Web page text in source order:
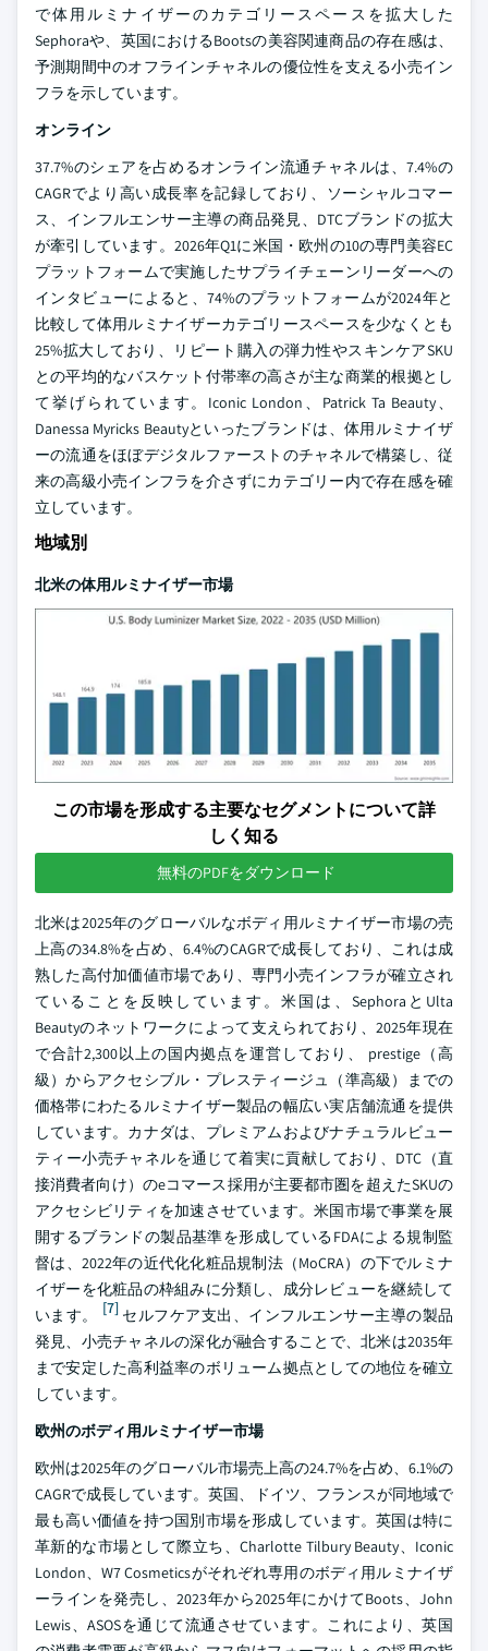
で体用ルミナイザーのカテゴリースペースを拡大した
Sephoraや、英国におけるBootsの美容関連商品の存在感は、
予測期間中のオフラインチャネルの優位性を支える小売イン
フラを示しています。
オンライン
37.7%のシェアを占めるオンライン流通チャネルは、7.4%の
CAGRでより高い成長率を記録しており、ソーシャルコマー
ス、インフルエンサー主導の商品発見、DTCブランドの拡大
が牽引しています。2026年Q1に米国・欧州の10の専門美容EC
プラットフォームで実施したサプライチェーンリーダーへの
インタビューによると、74%のプラットフォームが2024年と
比較して体用ルミナイザーカテゴリースペースを少なくとも
25%拡大しており、リピート購入の弾力性やスキンケアSKU
との平均的なバスケット付帯率の高さが主な商業的根拠とし
て挙げられています。Iconic London、Patrick Ta Beauty、
Danessa Myricks Beautyといったブランドは、体用ルミナイザ
ーの流通をほぼデジタルファーストのチャネルで構築し、従
来の高級小売インフラを介さずにカテゴリー内で存在感を確
立しています。
地域別
北米の体用ルミナイザー市場
この市場を形成する主要なセグメントについて詳
しく知る
無料のPDFをダウンロード
北米は2025年のグローバルなボディ用ルミナイザー市場の売
上高の34.8%を占め、6.4%のCAGRで成長しており、これは成
熟した高付加価値市場であり、専門小売インフラが確立され
ていることを反映しています。米国は、SephoraとUlta
Beautyのネットワークによって支えられており、2025年現在
で合計2,300以上の国内拠点を運営しており、 prestige（高
級）からアクセシブル・プレスティージュ（準高級）までの
価格帯にわたるルミナイザー製品の幅広い実店舗流通を提供
しています。カナダは、プレミアムおよびナチュラルビュー
ティー小売チャネルを通じて着実に貢献しており、DTC（直
接消費者向け）のeコマース採用が主要都市圏を超えたSKUの
アクセシビリティを加速させています。米国市場で事業を展
開するブランドの製品基準を形成しているFDAによる規制監
督は、2022年の近代化化粧品規制法（MoCRA）の下でルミナ
イザーを化粧品の枠組みに分類し、成分レビューを継続して
います。
[7]セルフケア支出、インフルエンサー主導の製品
発見、小売チャネルの深化が融合することで、北米は2035年
まで安定した高利益率のボリューム拠点としての地位を確立
しています。
欧州のボディ用ルミナイザー市場
欧州は2025年のグローバル市場売上高の24.7%を占め、6.1%の
CAGRで成長しています。英国、ドイツ、フランスが同地域で
最も高い価値を持つ国別市場を形成しています。英国は特に
革新的な市場として際立ち、Charlotte Tilbury Beauty、Iconic
London、W7 Cosmeticsがそれぞれ専用のボディ用ルミナイザ
ーラインを発売し、2023年から2025年にかけてBoots、John
Lewis、ASOSを通じて流通させています。これにより、英国